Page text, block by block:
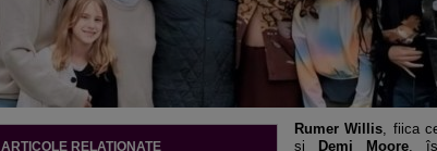
ARTICOLE RELATIONATE
Rumer Willis, fiica
și Demi Moore,